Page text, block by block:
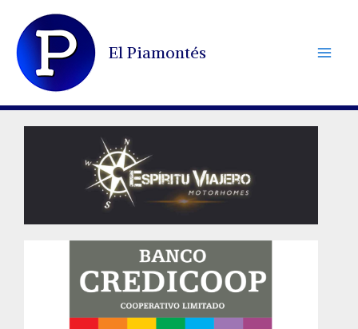
contenido
El Piamontés